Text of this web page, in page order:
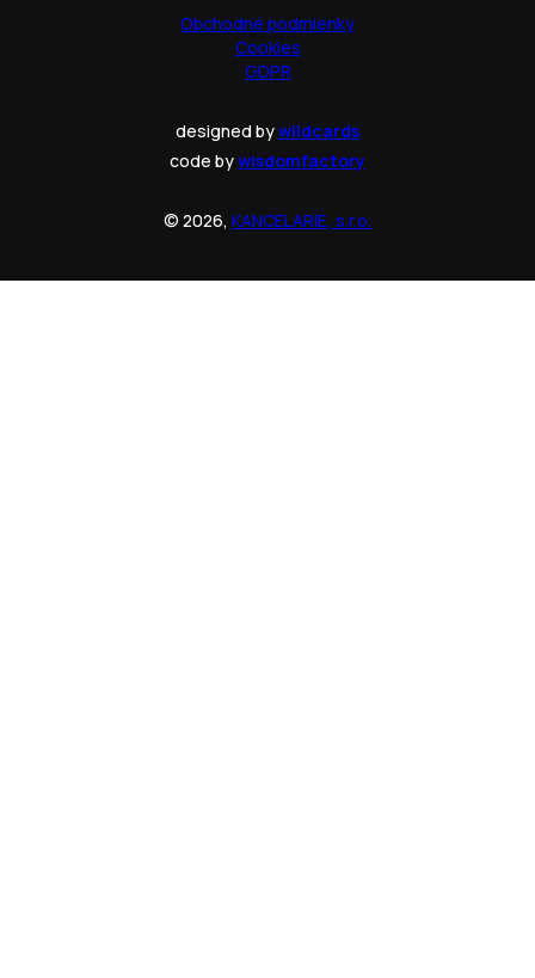
Obchodné podmienky
Cookies
GDPR
designed bywildcards
code bywisdomfactory
© 2026, KANCELARIE, s.r.o.